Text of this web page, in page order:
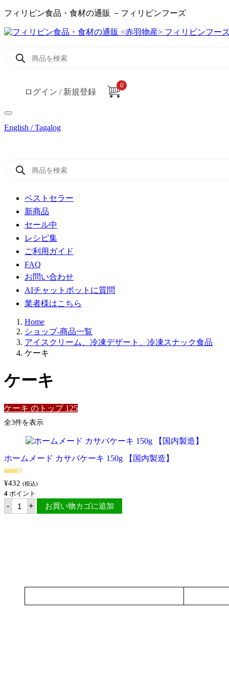
フィリピン食品・食材の通販 －フィリピンフーズ
ログイン / 新規登録
0
English / Tagalog
ベストセラー
新商品
セール中
レシピ集
ご利用ガイド
FAQ
お問い合わせ
AIチャットボットに質問
業者様はこちら
Home
ショップ-商品一覧
アイスクリーム、冷凍デザート、冷凍スナック食品
ケーキ
ケーキ
ケーキ のトップ 125
全3件を表示新
い
ホームメード カサバケーキ 150g 【国内製造】
5段階
中3.00
の評価
¥432 (税込)
4 ポイント
- ホ
ー
【国
+ お買い物カゴに追加